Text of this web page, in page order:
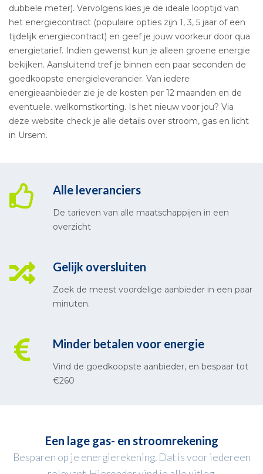
dubbele meter). Vervolgens kies je de ideale looptijd van
het energiecontract (populaire opties zijn 1, 3, 5 jaar of een
tijdelijk energiecontract) en geef je jouw voorkeur door qua
energietarief. Indien gewenst kun je alleen groene energie
bekijken. Aansluitend tref je binnen een paar seconden de
goedkoopste energieleverancier. Van iedere
energieaanbieder zie je de kosten per 12 maanden en de
eventuele. welkomstkorting. Is het nieuw voor jou? Via
deze website check je alle details over stroom, gas en licht
in Ursem.
Alle leveranciers
De tarieven van alle maatschappijen in een
overzicht
Gelijk oversluiten
Zoek de meest voordelige aanbieder in een paar
minuten.
Minder betalen voor energie
Vind de goedkoopste aanbieder, en bespaar tot
€260
Een lage gas- en stroomrekening
Besparen op je energierekening. Dat is voor iedereen